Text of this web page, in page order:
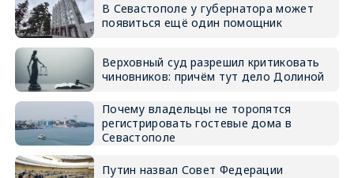
В Севастополе у губернатора может
появиться ещё один помощник
Верховный суд разрешил критиковать
чиновников: причём тут дело Долиной
Почему владельцы не торопятся
регистрировать гостевые дома в
Севастополе
Путин назвал Совет Федерации